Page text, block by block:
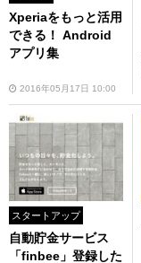
Xperiaをもっと活用
できる！ Android
アプリ集
2016年05月17日 10:00
スタートアップ
自動貯金サービス
「finbee」登録した